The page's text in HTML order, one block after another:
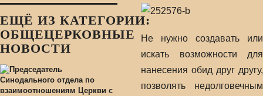
ЕЩЁ ИЗ КАТЕГОРИИ:
ОБЩЕЦЕРКОВНЫЕ
НОВОСТИ
Не нужно создавать или
искать возможности для
нанесения обид друг другу,
позволять недолговечным